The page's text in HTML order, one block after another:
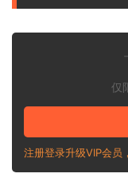
仅
注册登录升级VIP会员